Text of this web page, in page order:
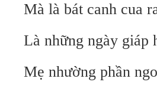
Mà là bát canh cua
Là những ngày giáp
Mẹ nhường phần